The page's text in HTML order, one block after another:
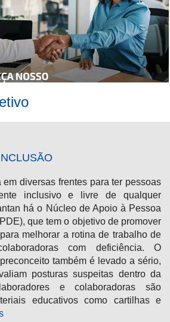
diversas frentes para ter pessoas
inclusivo e livre de qualquer
há o Núcleo de Apoio à Pessoa
que tem o objetivo de promover
melhorar a rotina de trabalho de
com deficiência. O
também é levado a sério,
posturas suspeitas dentro da
e colaboradoras são
educativos como cartilhas e